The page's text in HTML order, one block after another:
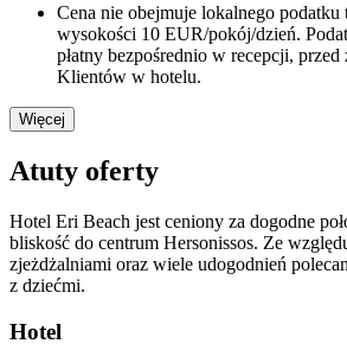
Cena nie obejmuje lokalnego
wysokości 10 EUR/pokój/dzień.
płatny bezpośrednio w recepcji,
Klientów w hotelu.
Więcej
Atuty oferty
Hotel Eri Beach jest ceniony za dogodne
bliskość do centrum Hersonissos. Ze
zjeżdżalniami oraz wiele udogodnień
z dziećmi.
Hotel